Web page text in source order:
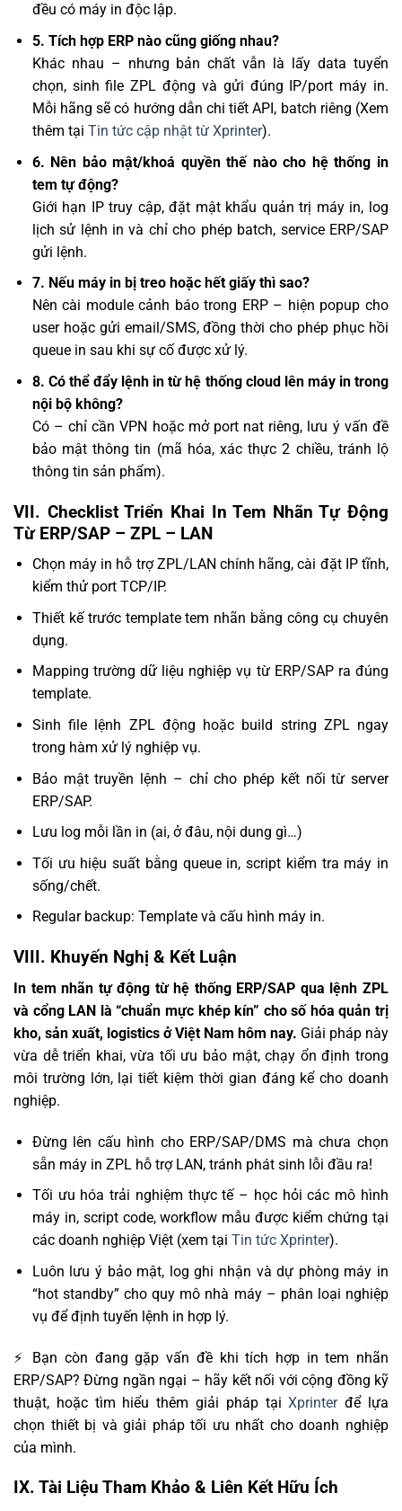
đều có máy in độc lập.
5. Tích hợp ERP nào cũng giống nhau?
Khác nhau – nhưng bản chất vẫn là lấy data tuyển
chọn, sinh file ZPL động và gửi đúng IP/port máy in.
Mỗi hãng sẽ có hướng dẫn chi tiết API, batch riêng (Xem
thêm tại Tin tức cập nhật từ Xprinter).
6. Nên bảo mật/khoá quyền thế nào cho hệ thống in
tem tự động?
Giới hạn IP truy cập, đặt mật khẩu quản trị máy in, log
lịch sử lệnh in và chỉ cho phép batch, service ERP/SAP
gửi lệnh.
7. Nếu máy in bị treo hoặc hết giấy thì sao?
Nên cài module cảnh báo trong ERP – hiện popup cho
user hoặc gửi email/SMS, đồng thời cho phép phục hồi
queue in sau khi sự cố được xử lý.
8. Có thể đẩy lệnh in từ hệ thống cloud lên máy in trong
nội bộ không?
Có – chỉ cần VPN hoặc mở port nat riêng, lưu ý vấn đề
bảo mật thông tin (mã hóa, xác thực 2 chiều, tránh lộ
thông tin sản phẩm).
VII. Checklist Triển Khai In Tem Nhãn Tự Động
Từ ERP/SAP – ZPL – LAN
Chọn máy in hỗ trợ ZPL/LAN chính hãng, cài đặt IP tĩnh,
kiểm thử port TCP/IP.
Thiết kế trước template tem nhãn bằng công cụ chuyên
dụng.
Mapping trường dữ liệu nghiệp vụ từ ERP/SAP ra đúng
template.
Sinh file lệnh ZPL động hoặc build string ZPL ngay
trong hàm xử lý nghiệp vụ.
Bảo mật truyền lệnh – chỉ cho phép kết nối từ server
ERP/SAP.
Lưu log mỗi lần in (ai, ở đâu, nội dung gì…)
Tối ưu hiệu suất bằng queue in, script kiểm tra máy in
sống/chết.
Regular backup: Template và cấu hình máy in.
VIII. Khuyến Nghị & Kết Luận
In tem nhãn tự động từ hệ thống ERP/SAP qua lệnh ZPL
và cổng LAN là “chuẩn mực khép kín” cho số hóa quản trị
kho, sản xuất, logistics ở Việt Nam hôm nay. Giải pháp này
vừa dễ triển khai, vừa tối ưu bảo mật, chạy ổn định trong
môi trường lớn, lại tiết kiệm thời gian đáng kể cho doanh
nghiệp.
Đừng lên cấu hình cho ERP/SAP/DMS mà chưa chọn
sẵn máy in ZPL hỗ trợ LAN, tránh phát sinh lỗi đầu ra!
Tối ưu hóa trải nghiệm thực tế – học hỏi các mô hình
máy in, script code, workflow mẫu được kiểm chứng tại
các doanh nghiệp Việt (xem tại Tin tức Xprinter).
Luôn lưu ý bảo mật, log ghi nhận và dự phòng máy in
“hot standby” cho quy mô nhà máy – phân loại nghiệp
vụ để định tuyến lệnh in hợp lý.
⚡ Bạn còn đang gặp vấn đề khi tích hợp in tem nhãn
ERP/SAP? Đừng ngần ngại – hãy kết nối với cộng đồng kỹ
thuật, hoặc tìm hiểu thêm giải pháp tạiXprinterđể lựa
chọn thiết bị và giải pháp tối ưu nhất cho doanh nghiệp
của mình.
IX. Tài Liệu Tham Khảo & Liên Kết Hữu Ích